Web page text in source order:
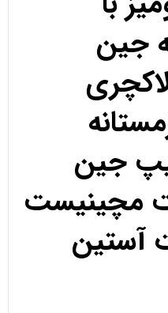
جین
جین
مچینیست
آستین